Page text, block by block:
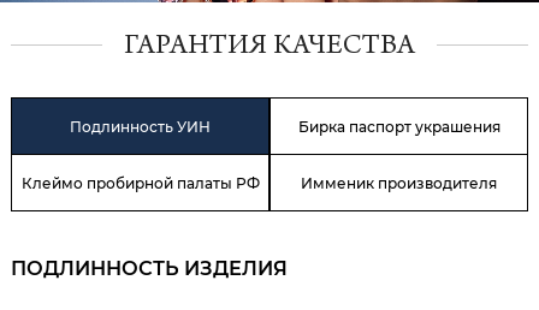
ГАРАНТИЯ КАЧЕСТВА
Подлинность УИН Бирка паспорт украшения
Клеймо пробирной палаты РФ Имменик производителя
ПОДЛИННОСТЬ ИЗДЕЛИЯ